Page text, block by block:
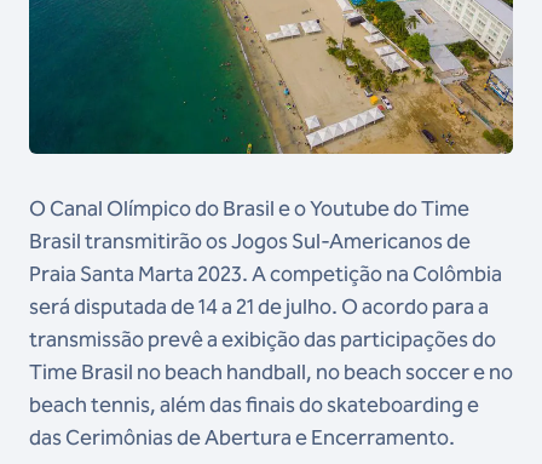
O Canal Olímpico do Brasil e o Youtube do Time
Brasil transmitirão os Jogos Sul-Americanos de
Praia Santa Marta 2023. A competição na Colômbia
será disputada de 14 a 21 de julho. O acordo para a
transmissão prevê a exibição das participações do
Time Brasil no beach handball, no beach soccer e no
beach tennis, além das finais do skateboarding e
das Cerimônias de Abertura e Encerramento.